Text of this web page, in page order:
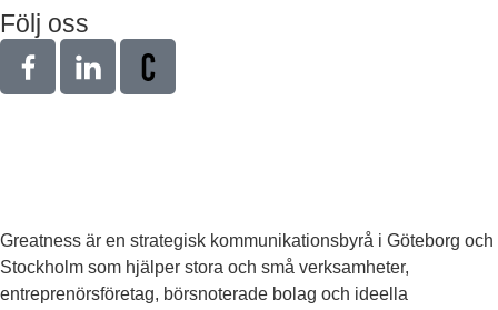
Följ oss
Greatness är en strategisk kommunikationsbyrå i Göteborg och
Stockholm som hjälper stora och små verksamheter,
entreprenörsföretag, börsnoterade bolag och ideella